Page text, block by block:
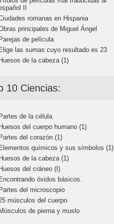
II
romanas en Hispania
principales de Miguel Ángel
de película
las sumas cuyo resultado es 23
de la cabeza (1)
10 Ciencias:
de la célula
del cuerpo humano (1)
del corazón (1)
químicos y sus símbolos (1)
de la cabeza (1)
del cráneo (I)
óxidos básicos.
del microscopio
músculos del cuerpo
de pierna y muslo